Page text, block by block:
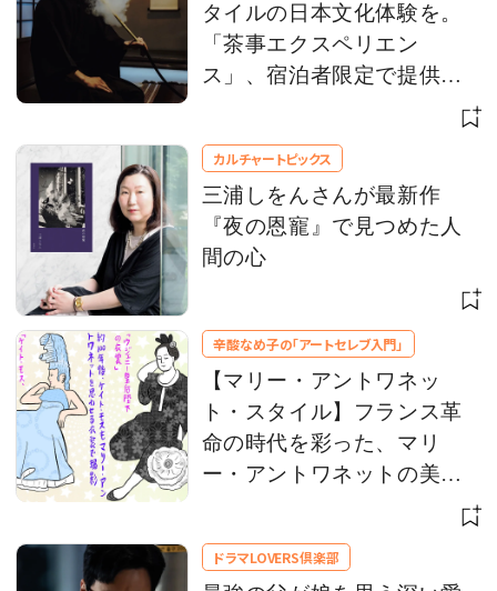
タイルの日本文化体験を。
「茶事エクスペリエン
ス」、宿泊者限定で提供ス
カルチャートピックス
三浦しをんさんが最新作
『夜の恩寵』で見つめた人
間の心
辛酸なめ子の「アートセレブ入門」
【マリー・アントワネッ
ト・スタイル】フランス革
命の時代を彩った、マリ
ー・アントワネットの美意
ドラマLOVERS倶楽部